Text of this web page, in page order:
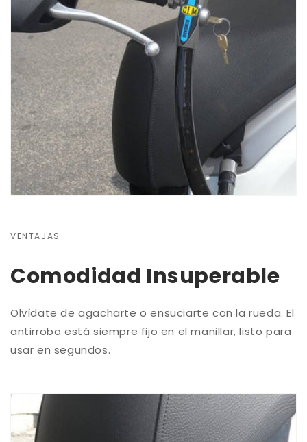
VENTAJAS
Comodidad Insuperable
Olvídate de agacharte o ensuciarte con la rueda. El
antirrobo está siempre fijo en el manillar, listo para
usar en segundos.